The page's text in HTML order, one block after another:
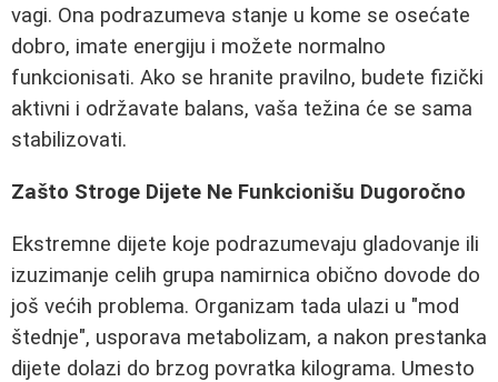
vagi. Ona podrazumeva stanje u kome se osećate
dobro, imate energiju i možete normalno
funkcionisati. Ako se hranite pravilno, budete fizički
aktivni i održavate balans, vaša težina će se sama
stabilizovati.
Zašto Stroge Dijete Ne Funkcionišu Dugoročno
Ekstremne dijete koje podrazumevaju gladovanje ili
izuzimanje celih grupa namirnica obično dovode do
još većih problema. Organizam tada ulazi u "mod
štednje", usporava metabolizam, a nakon prestanka
dijete dolazi do brzog povratka kilograma. Umesto